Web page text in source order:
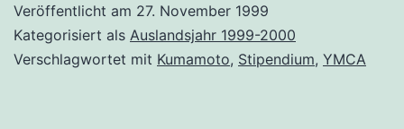
o
o
Veröffentlicht am 27. November 1999
Kategorisiert als Auslandsjahr 1999-2000
Verschlagwortet mit Kumamoto, Stipendium, YMCA